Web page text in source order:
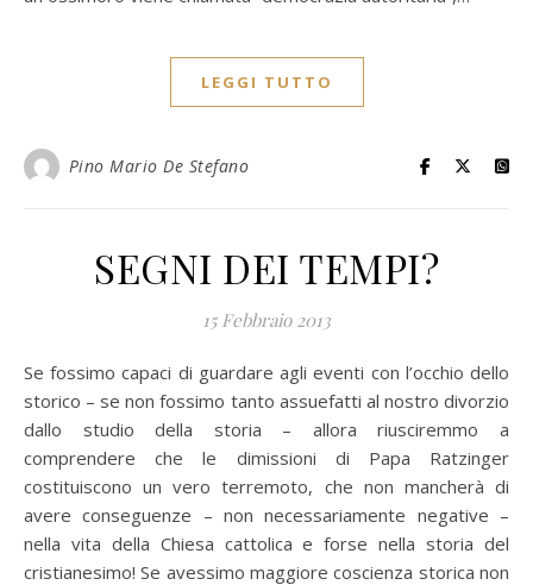
LEGGI TUTTO
Pino Mario De Stefano
SEGNI DEI TEMPI?
15 Febbraio 2013
Se fossimo capaci di guardare agli eventi con l’occhio dello
storico – se non fossimo tanto assuefatti al nostro divorzio
dallo studio della storia – allora riusciremmo a
comprendere che le dimissioni di Papa Ratzinger
costituiscono un vero terremoto, che non mancherà di
avere conseguenze – non necessariamente negative –
nella vita della Chiesa cattolica e forse nella storia del
cristianesimo! Se avessimo maggiore coscienza storica non